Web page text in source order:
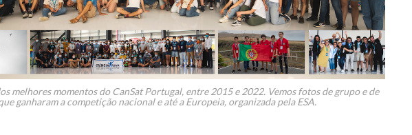
melhores momentos do CanSat Portugal, entre 2015 e 2022. Vemos fotos de grupo e de
ganharam a competição nacional e até a Europeia, organizada pela ESA.